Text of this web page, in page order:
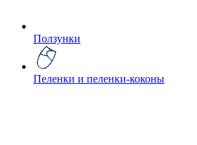
Ползунки
Пеленки и пеленки-коконы